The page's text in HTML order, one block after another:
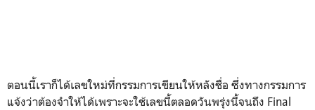
ตอนนี้เราก็ได้เลขใหม่ที่กรรมการเขียนให้หลังชื่อ ซึ่งทางกรรมการ
แจ้งว่าต้องจำให้ได้เพราะจะใช้เลขนี้ตลอดวันพรุ่งนี้จนถึง Final